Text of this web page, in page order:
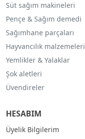
Süt sağım makineleri
Pençe & Sağım demedi
Sağımhane parçaları
Hayvancılık malzemeleri
Yemlikler & Yalaklar
Şok aletleri
Üvendireler
HESABIM
Üyelik Bilgilerim